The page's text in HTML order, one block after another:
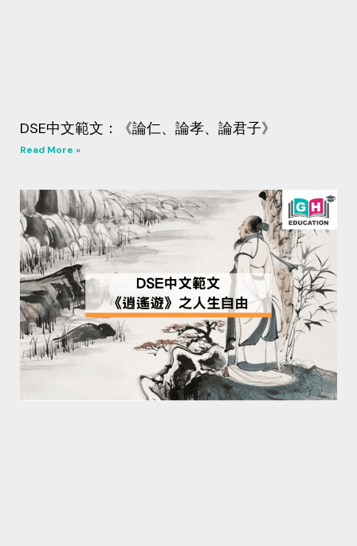
DSE中文範文：《論仁、論孝、論君子》
Read More »